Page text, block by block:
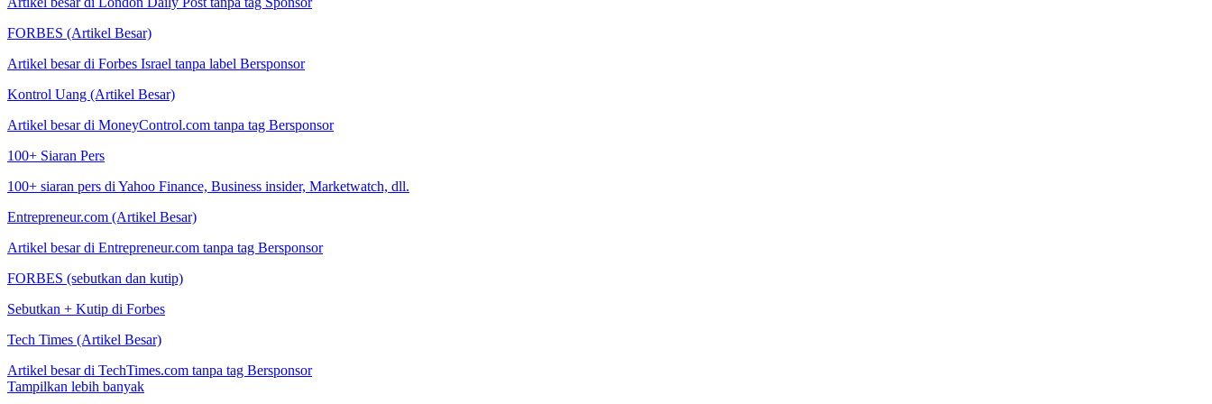
FORBES (Artikel Besar)
Artikel besar di Forbes Israel tanpa label Bersponsor
Kontrol Uang (Artikel Besar)
Artikel besar di MoneyControl.com tanpa tag Bersponsor
100+ Siaran Pers
100+ siaran pers di Yahoo Finance, Business insider, Marketwatch, dll.
Entrepreneur.com (Artikel Besar)
Artikel besar di Entrepreneur.com tanpa tag Bersponsor
FORBES (sebutkan dan kutip)
Sebutkan + Kutip di Forbes
Tech Times (Artikel Besar)
Artikel besar di TechTimes.com tanpa tag Bersponsor
Tampilkan lebih banyak